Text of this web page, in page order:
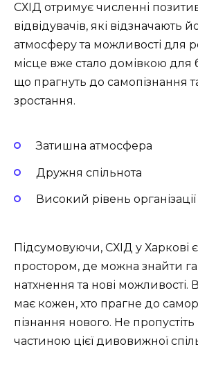
СХІД отримує численні
відвідувачів, які відзначають
атмосферу та можливості для
місце вже стало домівкою для
що прагнуть до самопізнання
зростання.
Затишна атмосфера
Дружня спільнота
Високий рівень організації
Підсумовуючи, СХІД у Харкові
простором, де можна знайти
натхнення та нові можливості.
має кожен, хто прагне до
пізнання нового. Не
частиною цієї дивовижної